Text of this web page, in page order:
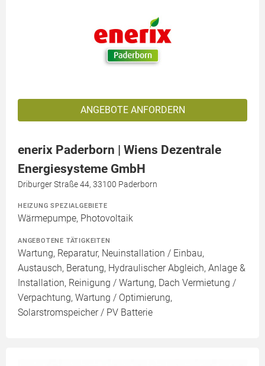
ANGEBOTE ANFORDERN
enerix Paderborn | Wiens Dezentrale
Energiesysteme GmbH
Driburger Straße 44, 33100 Paderborn
HEIZUNG SPEZIALGEBIETE
Wärmepumpe, Photovoltaik
ANGEBOTENE TÄTIGKEITEN
Wartung, Reparatur, Neuinstallation / Einbau,
Austausch, Beratung, Hydraulischer Abgleich, Anlage &
Installation, Reinigung / Wartung, Dach Vermietung /
Verpachtung, Wartung / Optimierung,
Solarstromspeicher / PV Batterie